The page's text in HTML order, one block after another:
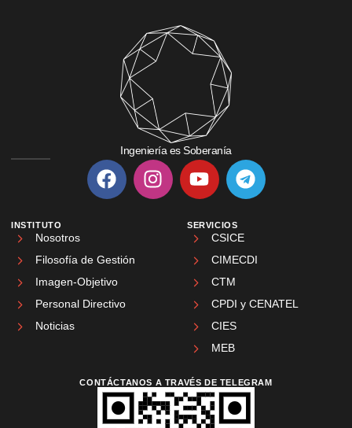
Ingeniería es Soberanía
INSTITUTO
Nosotros
Filosofía de Gestión
Imagen-Objetivo
Personal Directivo
Noticias
SERVICIOS
CSICE
CIMECDI
CTM
CPDI y CENATEL
CIES
MEB
CONTÁCTANOS A TRAVÉS DE TELEGRAM